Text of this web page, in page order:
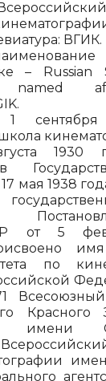
ВГИК.
– Russian
named
1930
мая 1938
от 5
по
Красного
имени